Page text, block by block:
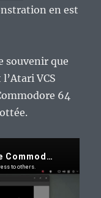
en est
souvenir que
VCS
64